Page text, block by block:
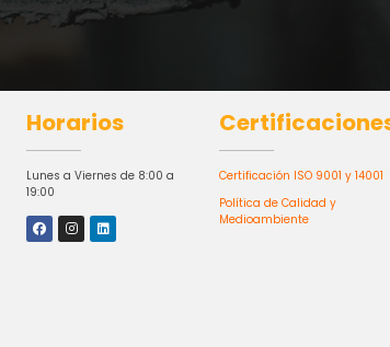
Horarios
Lunes a Viernes de 8:00 a
19:00
Certificación ISO 9001 y 14001
Política de Calidad y
Medioambiente